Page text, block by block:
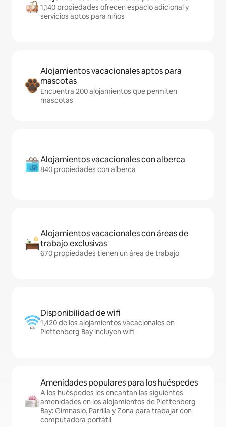
1,140 propiedades ofrecen espacio adicional y
servicios aptos para niños
Alojamientos vacacionales aptos para
mascotas
Encuentra 200 alojamientos que permiten
mascotas
Alojamientos vacacionales con alberca
840 propiedades con alberca
Alojamientos vacacionales con áreas de
trabajo exclusivas
670 propiedades tienen un área de trabajo
Disponibilidad de wifi
1,420 de los alojamientos vacacionales en
Plettenberg Bay incluyen wifi
Amenidades populares para los huéspedes
A los huéspedes les encantan las siguientes
amenidades en los alojamientos de Plettenberg
Bay: Gimnasio, Parrilla y Zona para trabajar con
computadora portátil